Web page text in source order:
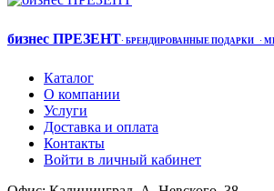
бизнес ПРЕЗЕНТ· БРЕНДИРОВАННЫЕ ПОДАРКИ ·
Каталог
О компании
Услуги
Доставка и оплата
Контакты
Войти в личный кабинет